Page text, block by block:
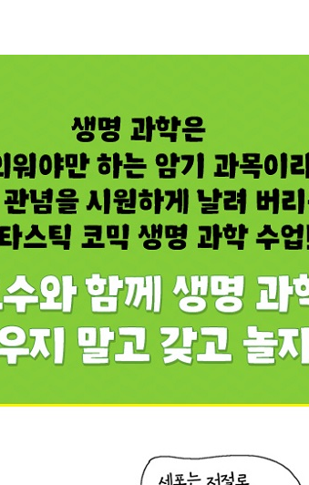
올라갈까?
?
까?
?
고?
한다고?